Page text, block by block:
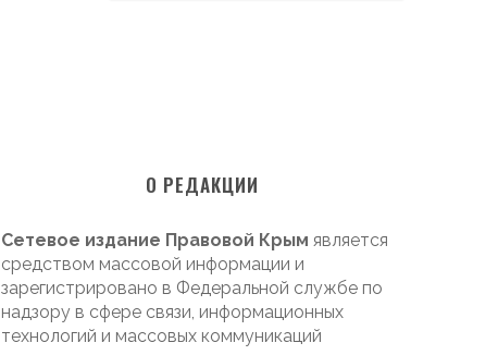
О РЕДАКЦИИ
Сетевое издание Правовой Крым является
средством массовой информации и
зарегистрировано в Федеральной службе по
надзору в сфере связи, информационных
технологий и массовых коммуникаций